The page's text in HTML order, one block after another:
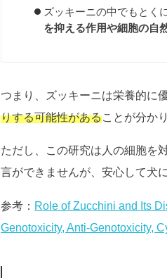
ズッキーニの中でもとく
を抑える作用や細胞の自
つまり、ズッキーニは栄養的に
りする可能性があることが分か
ただし、この研究は人の細胞を
言ができませんが、安心して犬
参考： Role of Zucchini and Its
Genotoxicity, Anti-Genotoxicity,